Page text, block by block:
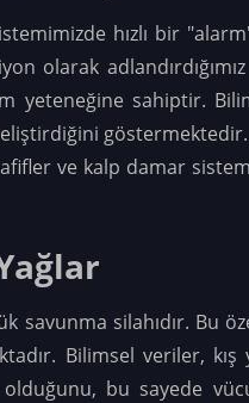
hızlı bir
olarak
yeteneğine sahiptir.
ve kalp damar
savunma silahıdır. Bu
Bilimsel veriler,
bu sayede